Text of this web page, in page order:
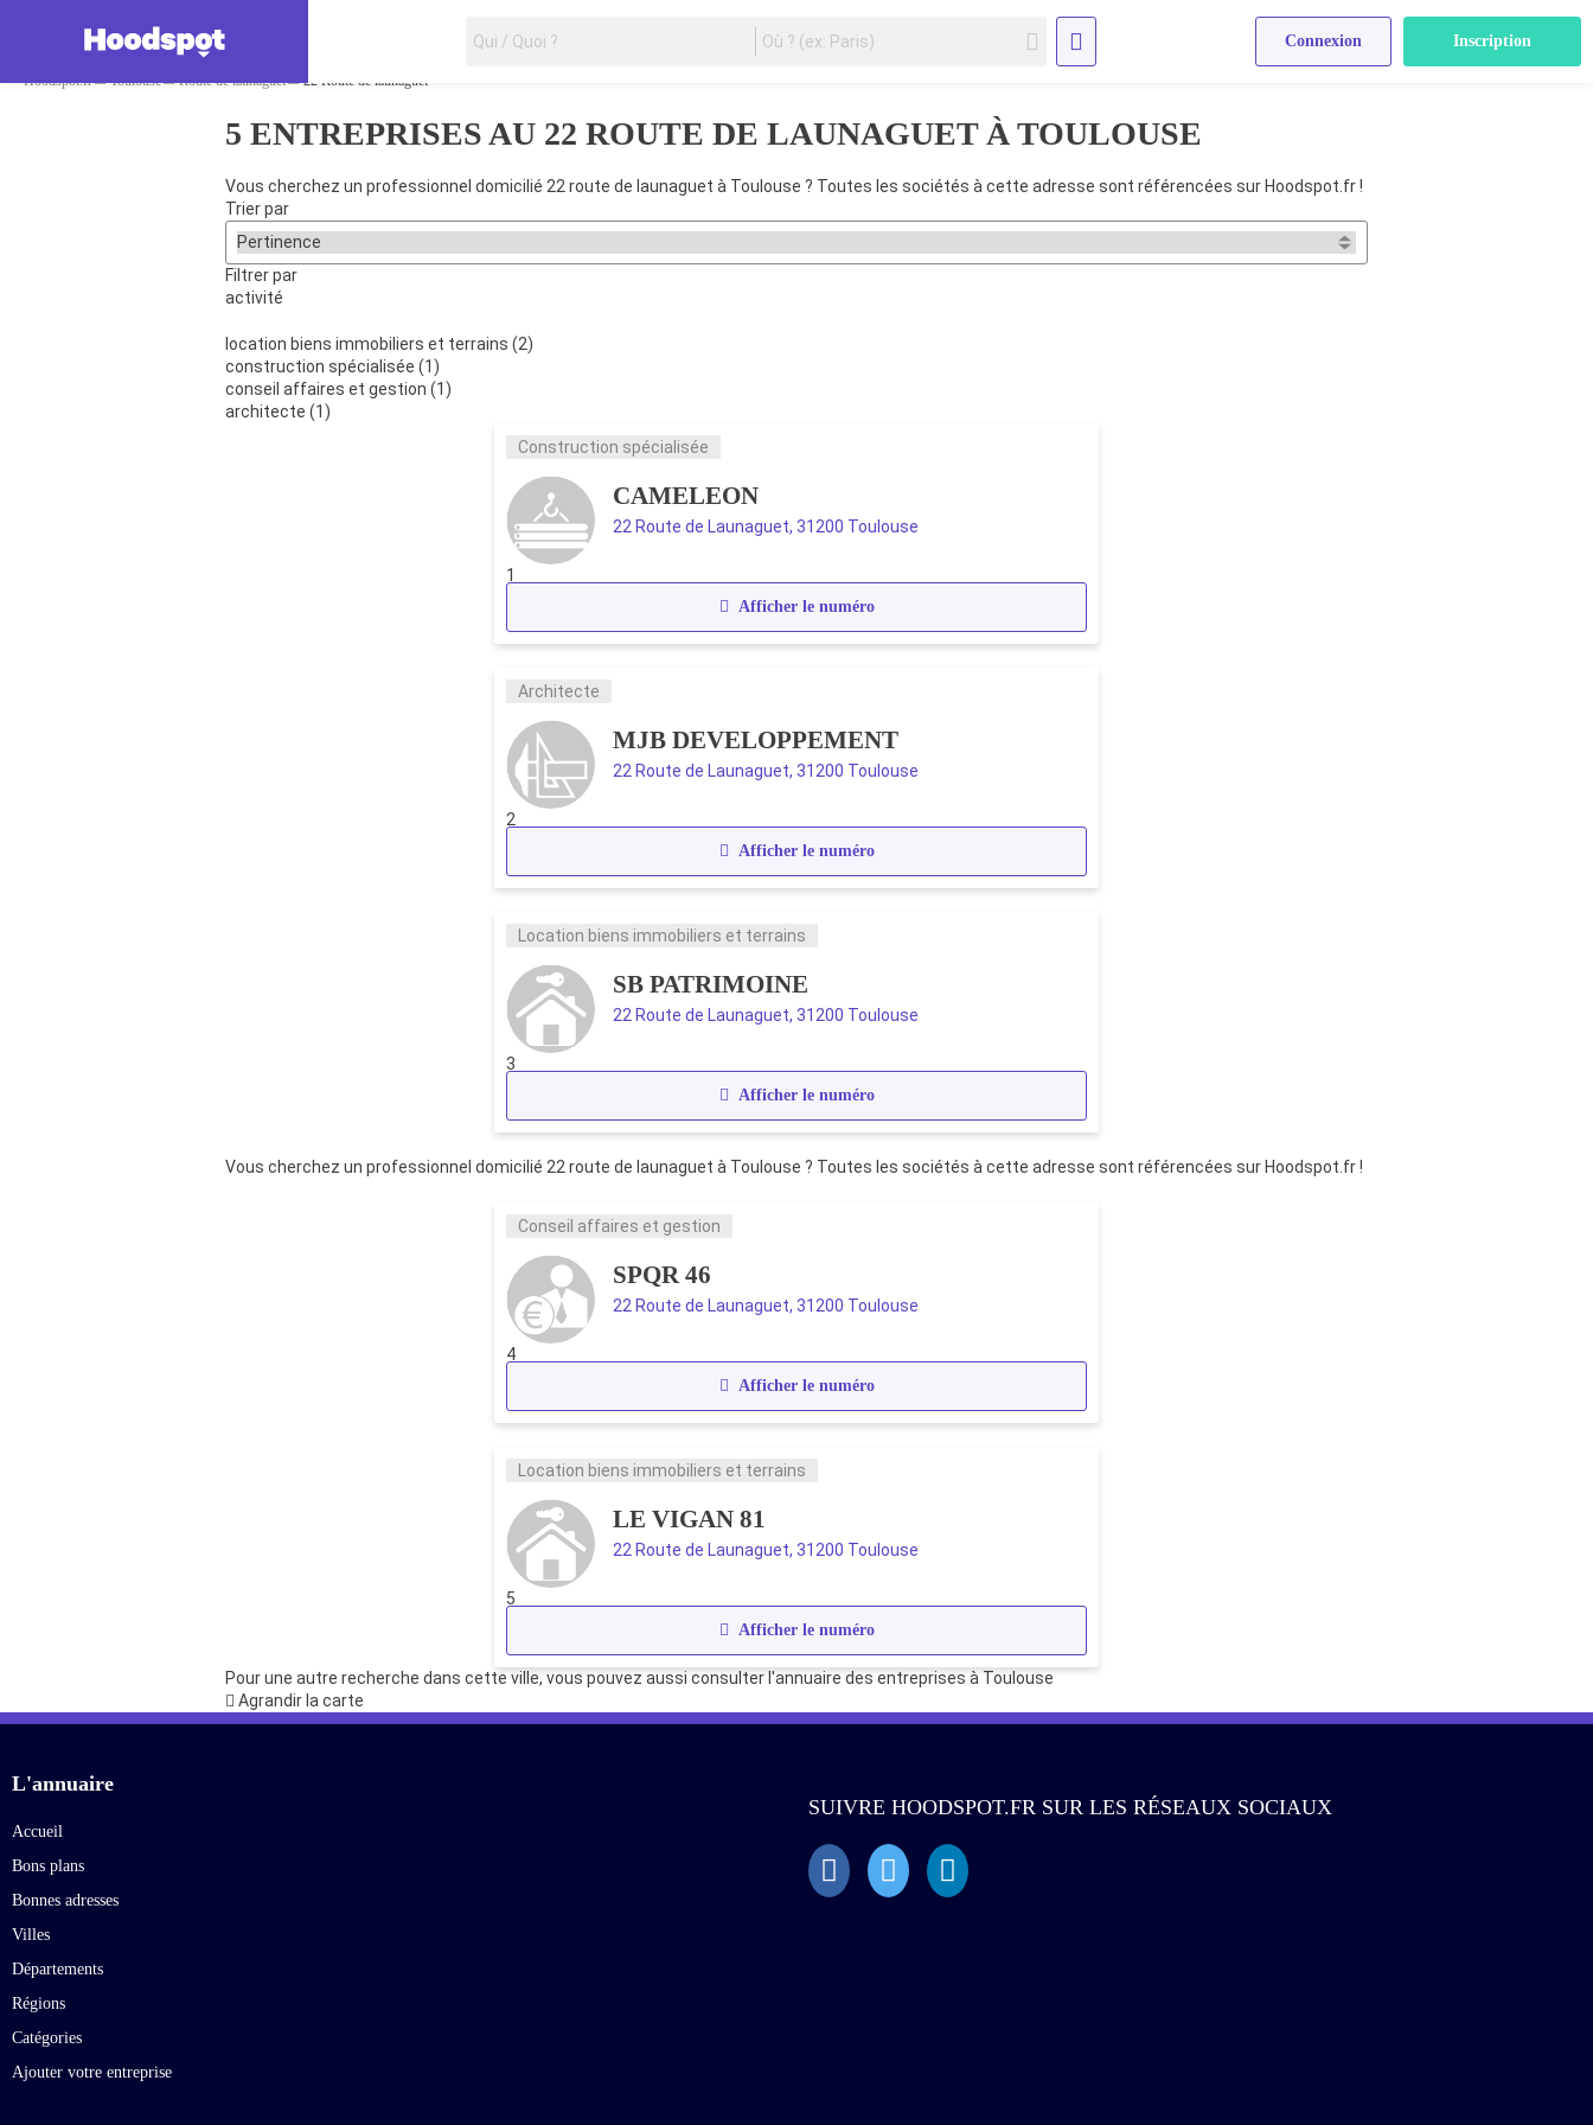
Connexion Inscription
Vous êtes un pro ? Cliquez ici pour ajouter gratuitement votre spot et gagner en visibilité sur internet.
Hoodspot.fr Toulouse Route de launaguet 22 Route de launaguet
5 ENTREPRISES AU 22 ROUTE DE LAUNAGUET À TOULOUSE
Vous cherchez un professionnel domicilié 22 route de launaguet à Toulouse ? Toutes les sociétés à cette adresse sont référencées sur Hoodspot.fr !
Trier par
Filtrer par
activité
location biens immobiliers et terrains (2)
construction spécialisée (1)
conseil affaires et gestion (1)
architecte (1)
Construction spécialisée
1
CAMELEON
22 Route de Launaguet, 31200 Toulouse
Afficher le numéro
Architecte
2
MJB DEVELOPPEMENT
22 Route de Launaguet, 31200 Toulouse
Afficher le numéro
Location biens immobiliers et terrains
3
SB PATRIMOINE
22 Route de Launaguet, 31200 Toulouse
Afficher le numéro
Vous cherchez un professionnel domicilié 22 route de launaguet à Toulouse ? Toutes les sociétés à cette adresse sont référencées sur Hoodspot.fr !
Conseil affaires et gestion
4
SPQR 46
22 Route de Launaguet, 31200 Toulouse
Afficher le numéro
Location biens immobiliers et terrains
5
LE VIGAN 81
22 Route de Launaguet, 31200 Toulouse
Afficher le numéro
Pour une autre recherche dans cette ville, vous pouvez aussi consulter l'annuaire des entreprises à Toulouse
Agrandir la carte
L'annuaire
Accueil
Bons plans
Bonnes adresses
Villes
Départements
Régions
Catégories
Ajouter votre entreprise
SUIVRE HOODSPOT.FR SUR LES RÉSEAUX SOCIAUX